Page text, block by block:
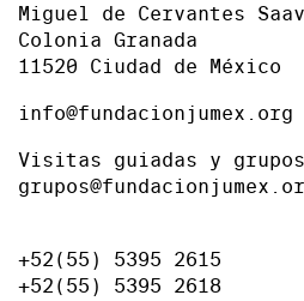
Miguel de Cervantes
Colonia Granada
11520 Ciudad de México
info@fundacionjumex.org
Visitas guiadas y grupos
+52(55) 5395 2615
+52(55) 5395 2618